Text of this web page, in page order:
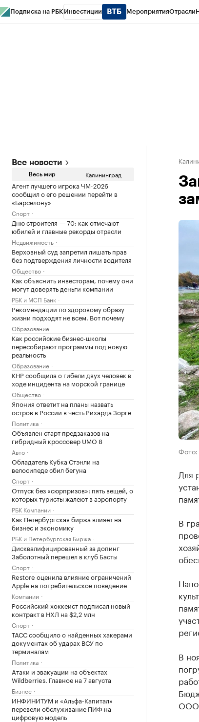
Подписка на РБК Инвестиции МероприятияОтрасли
Все новости
Весь мир Калининград
Агент лучшего игрока ЧМ-2026
сообщил о его решении перейти в
«Барселону»
Спорт
Дню строителя — 70: как отмечают
юбилей и главные рекорды отрасли
Недвижимость
Верховный суд запретил лишать прав
без подтверждения личности водителя
Общество
Как объяснить инвесторам, почему они
могут доверять деньги компании
РБК и МСП Банк
Рекомендации по здоровому образу
жизни подходят не всем. Вот почему
Образование
Как российские бизнес-школы
пересобирают программы под новую
реальность
Образование
КНР сообщила о гибели двух человек в
ходе инцидента на морской границе
Общество
Япония ответит на планы назвать
остров в России в честь Рихарда Зорге
Политика
Объявлен старт предзаказов на
гибридный кроссовер UMO 8
Авто
Обладатель Кубка Стэнли на
велосипеде сбил бегуна
Спорт
Отпуск без «сюрпризов»: пять вещей, о
которых туристы жалеют в аэропорту
РБК Компании
Как Петербургская биржа влияет на
бизнес и экономику
РБК и Петербургская Биржа
Дисквалифицированный за допинг
Заболотный перешел в клуб Басты
Спорт
Restore оценила влияние ограничений
Apple на потребительское поведение
Компании
Российский хоккеист подписал новый
контракт в НХЛ на $2,2 млн
Спорт
ТАСС сообщило о найденных хакерами
документах об ударах ВСУ по
терминалам
Политика
Атаки и эвакуации на объектах
Wildberries. Главное на 7 августа
Бизнес
ИНФИНИТУМ и «Альфа-Капитал»
перевели обслуживание ПИФ на
цифровую модель
Фото:
Для
В
В
ООО